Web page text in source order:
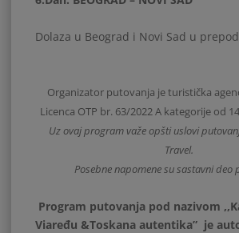
Dolaza u Beograd i Novi Sad u
Organizator putovanja je turistička
Licenca OTP br. 63/2022 A kategorije od
Uz ovaj program važe opšti uslovi
Travel.
Posebne napomene su sastavni deo
Program putovanja pod nazivom
Viaređu &Toskana autentika” je